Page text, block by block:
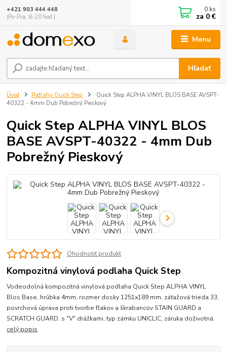
Menu
Hľadať
+421 903 444 448
(Po-Pia, 8-20 hod.)
0 ks
za 0 €
Úvod Podlahy Quick Step
Quick Step ALPHA VINYL BLOS BASE AVSPT-
40322 - 4mm Dub Pobrežný Pieskový
Quick Step ALPHA VINYL BLOS
BASE AVSPT-40322 - 4mm Dub
Pobrežný Pieskový
Ohodnotiť produkt
Kompozitná vinylová podlaha Quick Step
Vodeodolná kompozitná vinylová podlaha Quick Step ALPHA VINYL
Blos Base, hrúbka 4mm, rozmer dosky 1251x189 mm, záťažová trieda 33,
povrchová úprava proti tvorbe fľakov a škrabancov STAIN GUARD a
SCRATCH GUARD, s "V" drážkami, typ zámku UNICLIC, záruka doživotná.
celý popis